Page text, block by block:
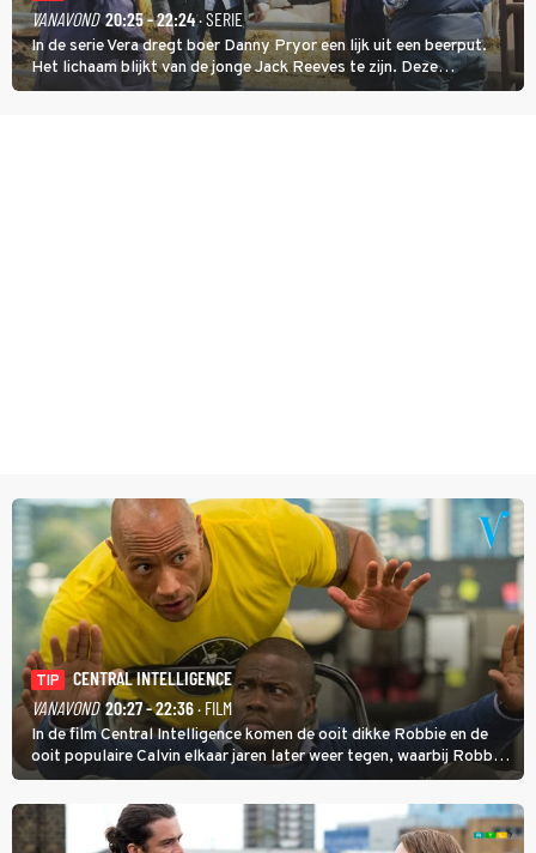
VANAVOND 20:25 - 22:24· SERIE
In de serie Vera dregt boer Danny Pryor een lijk uit een beerput.
Het lichaam blijkt van de jonge Jack Reeves te zijn. Deze
homoseksuele woonwagenbewoner had gebroken met zijn familie
TIP
CENTRAL INTELLIGENCE
VANAVOND 20:27 - 22:36· FILM
In de film Central Intelligence komen de ooit dikke Robbie en de
ooit populaire Calvin elkaar jaren later weer tegen, waarbij Robbie,
inmiddels supergespierd en werkzaam voor de CIA, Calvins hulp
goed kan gebruiken.